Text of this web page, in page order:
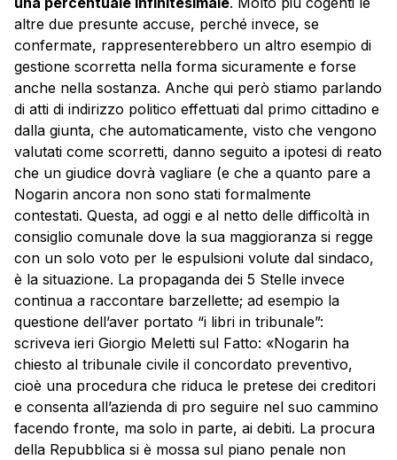
altre due presunte accuse, perché invece, se
confermate, rappresenterebbero un altro esempio di
gestione scorretta nella forma sicuramente e forse
anche nella sostanza. Anche qui però stiamo parlando
di atti di indirizzo politico effettuati dal primo cittadino e
dalla giunta, che automaticamente, visto che vengono
valutati come scorretti, danno seguito a ipotesi di reato
che un giudice dovrà vagliare (e che a quanto pare a
Nogarin ancora non sono stati formalmente
contestati. Questa, ad oggi e al netto delle difficoltà in
consiglio comunale dove la sua maggioranza si regge
con un solo voto per le espulsioni volute dal sindaco,
è la situazione. La propaganda dei 5 Stelle invece
continua a raccontare barzellette; ad esempio la
questione dell’aver portato “i libri in tribunale”:
scriveva ieri Giorgio Meletti sul Fatto: «Nogarin ha
chiesto al tribunale civile il concordato preventivo,
cioè una procedura che riduca le pretese dei creditori
e consenta all’azienda di pro seguire nel suo cammino
facendo fronte, ma solo in parte, ai debiti. La procura
della Repubblica si è mossa sul piano penale non